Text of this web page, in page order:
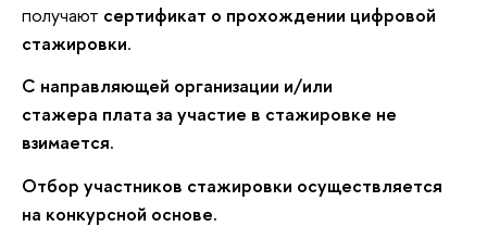
получают сертификат о прохождении цифровой
стажировки.
С направляющей организации и/или
стажера плата за участие в стажировке не
взимается.
Отбор участников стажировки осуществляется
на конкурсной основе.